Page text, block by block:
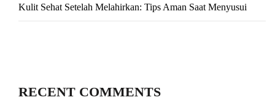
Kulit Sehat Setelah Melahirkan: Tips Aman Saat Menyusui
RECENT COMMENTS